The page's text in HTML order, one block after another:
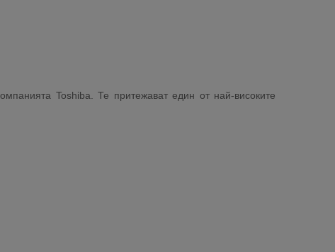
Toshiba. Те притежават един от най-високите